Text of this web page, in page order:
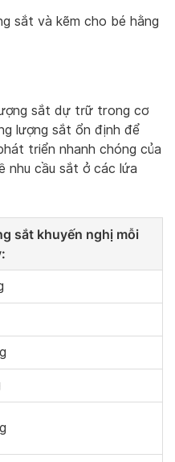
sắt và kẽm cho bé hằng
sắt dự trữ trong cơ
lượng sắt ổn định để
triển nhanh chóng của
nhu cầu sắt ở các lứa
sắt khuyến nghị mỗi
: